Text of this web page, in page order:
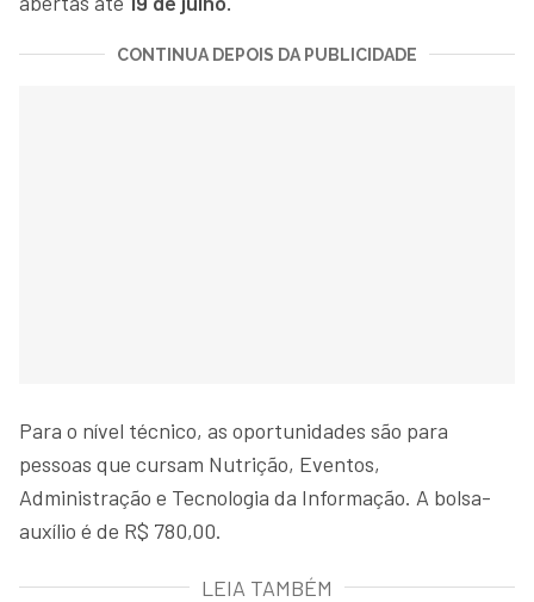
CONTINUA DEPOIS DA PUBLICIDADE
Para o nível técnico, as oportunidades são para
pessoas que cursam Nutrição, Eventos,
Administração e Tecnologia da Informação. A bolsa-
auxílio é de R$ 780,00.
LEIA TAMBÉM